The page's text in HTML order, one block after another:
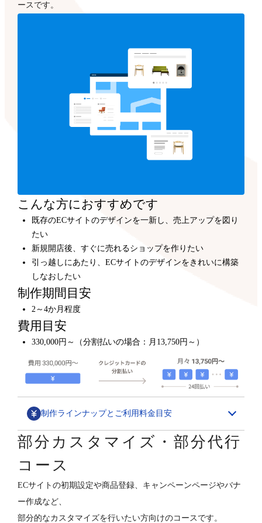
ースです。
こんな方におすすめです
既存のECサイトのデザインを一新し、売上アップを図り
たい
新規開店後、すぐに売れるショップを作りたい
引っ越しにあたり、ECサイトのデザインをきれいに構築
しなおしたい
制作期間目安
2～4か月程度
費用目安
330,000円～（分割払いの場合：月13,750円～）
制作ラインナップとご利用料金目安
デザインカスタマイズ
1,580,000円～
ECサイトの“勝ちパターン”を網羅したデザイン構築と、
各種支援（分析・集客・CRM・更新）を行います。
部分カスタマイズ・部分代行
コース
ECサイトの初期設定や商品登録、キャンペーンページやバナ
ー作成など、
部分的なカスタマイズを行いたい方向けのコースです。